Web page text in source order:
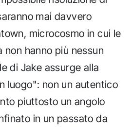
mai davvero
microcosmo in cui le
hanno più nessun
di Jake assurge alla
luogo": non un autentico
piuttosto un angolo
in un passato da